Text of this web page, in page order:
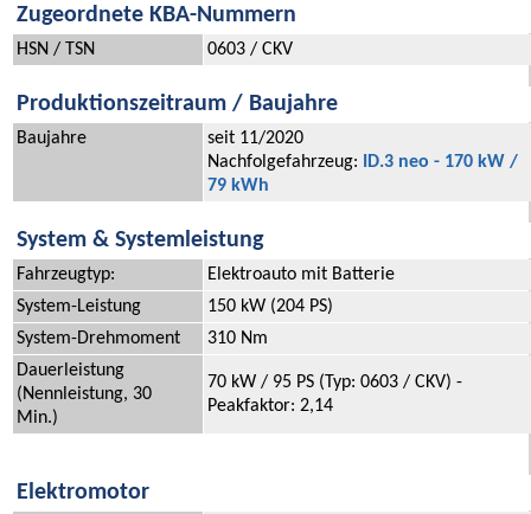
Zugeordnete KBA-Nummern
HSN / TSN 0603 / CKV
Produktionszeitraum / Baujahre
Baujahre
seit 11/2020
Nachfolgefahrzeug: ID.3 neo - 170 kW /
79 kWh
System & Systemleistung
Fahrzeugtyp:
Elektroauto mit Batterie
System-Leistung
150 kW (204 PS)
System-Drehmoment
310 Nm
Dauerleistung
(Nennleistung, 30
Min.)
70 kW / 95 PS (Typ: 0603 / CKV) -
Peakfaktor: 2,14
Elektromotor